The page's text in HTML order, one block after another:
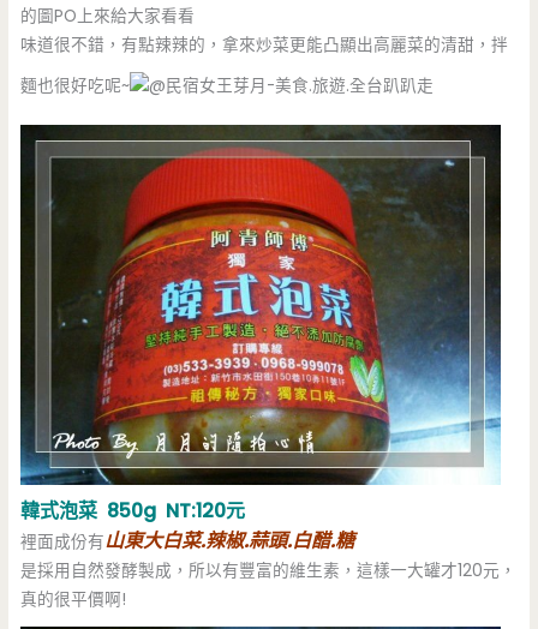
的圖PO上來給大家看看
味道很不錯，有點辣辣的，拿來炒菜更能凸顯出高麗菜的清甜，拌
麵也很好吃呢~
韓式泡菜 850g NT:120元
裡面成份有山東大白菜.辣椒.蒜頭.白醋.糖
是採用自然發酵製成，所以有豐富的維生素，這樣一大罐才120元，
真的很平價啊!